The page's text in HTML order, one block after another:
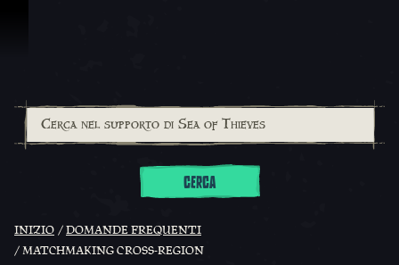
CERCA
INIZIO
DOMANDE FREQUENTI
MATCHMAKING CROSS-REGION